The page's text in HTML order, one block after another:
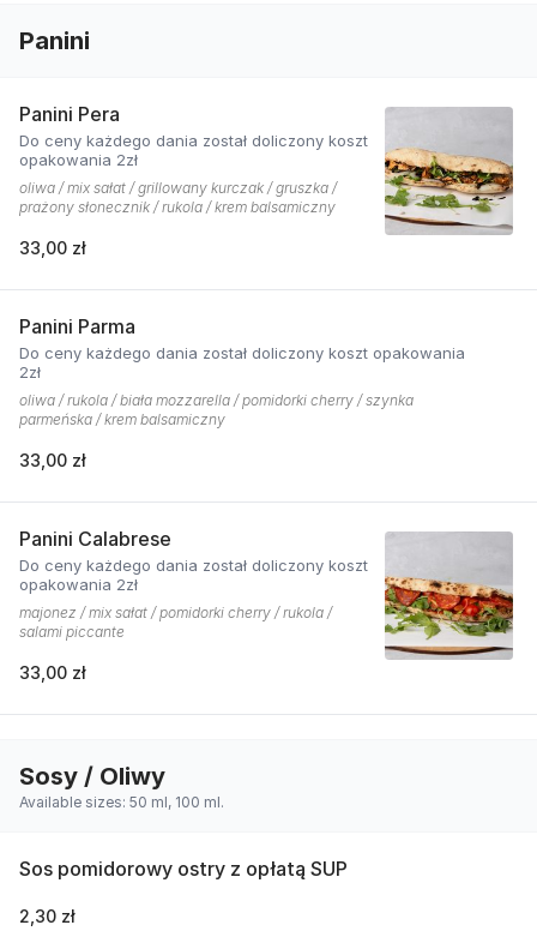
Panini
Panini Pera
Do ceny każdego dania został doliczony koszt
opakowania 2zł
oliwa / mix sałat / grillowany kurczak / gruszka /
prażony słonecznik / rukola / krem balsamiczny
33,00 zł
Panini Parma
Do ceny każdego dania został doliczony koszt opakowania
2zł
oliwa / rukola / biała mozzarella / pomidorki cherry / szynka
parmeńska / krem balsamiczny
33,00 zł
Panini Calabrese
Do ceny każdego dania został doliczony koszt
opakowania 2zł
majonez / mix sałat / pomidorki cherry / rukola /
salami piccante
33,00 zł
Sosy / Oliwy
Available sizes: 50 ml, 100 ml.
Sos pomidorowy ostry z opłatą SUP
2,30 zł